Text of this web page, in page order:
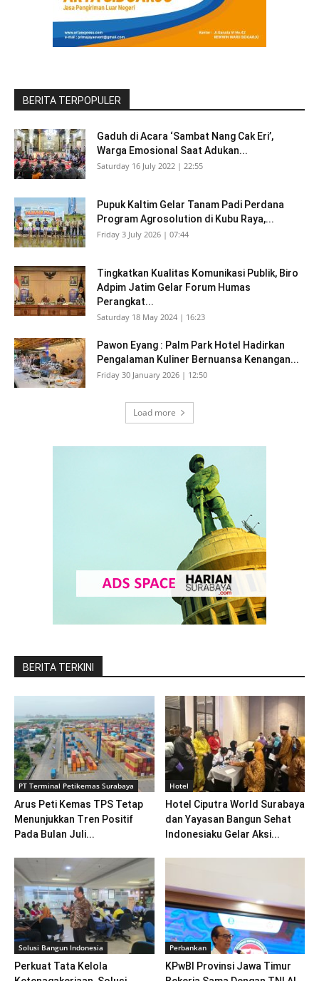
BERITA TERPOPULER
Gaduh di Acara ‘Sambat Nang Cak Eri’,
Warga Emosional Saat Adukan...
Saturday 16 July 2022 | 22:55
Pupuk Kaltim Gelar Tanam Padi Perdana
Program Agrosolution di Kubu Raya,...
Friday 3 July 2026 | 07:44
Tingkatkan Kualitas Komunikasi Publik, Biro
Adpim Jatim Gelar Forum Humas
Perangkat...
Saturday 18 May 2024 | 16:23
Pawon Eyang : Palm Park Hotel Hadirkan
Pengalaman Kuliner Bernuansa Kenangan...
Friday 30 January 2026 | 12:50
Load more
BERITA TERKINI
PT Terminal Petikemas Surabaya
Arus Peti Kemas TPS Tetap
Menunjukkan Tren Positif
Pada Bulan Juli...
Hotel
Hotel Ciputra World Surabaya
dan Yayasan Bangun Sehat
Indonesiaku Gelar Aksi...
Solusi Bangun Indonesia
Perkuat Tata Kelola
Perbankan
KPwBI Provinsi Jawa Timur